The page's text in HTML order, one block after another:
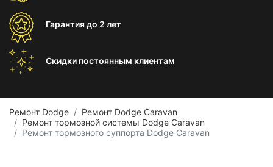
Гарантиядо 2 лет
Скидки постоянным клиентам
Ремонт Dodge
Ремонт Dodge Caravan
Ремонт тормозной системы Dodge Caravan
Ремонт тормозного суппорта Dodge Caravan